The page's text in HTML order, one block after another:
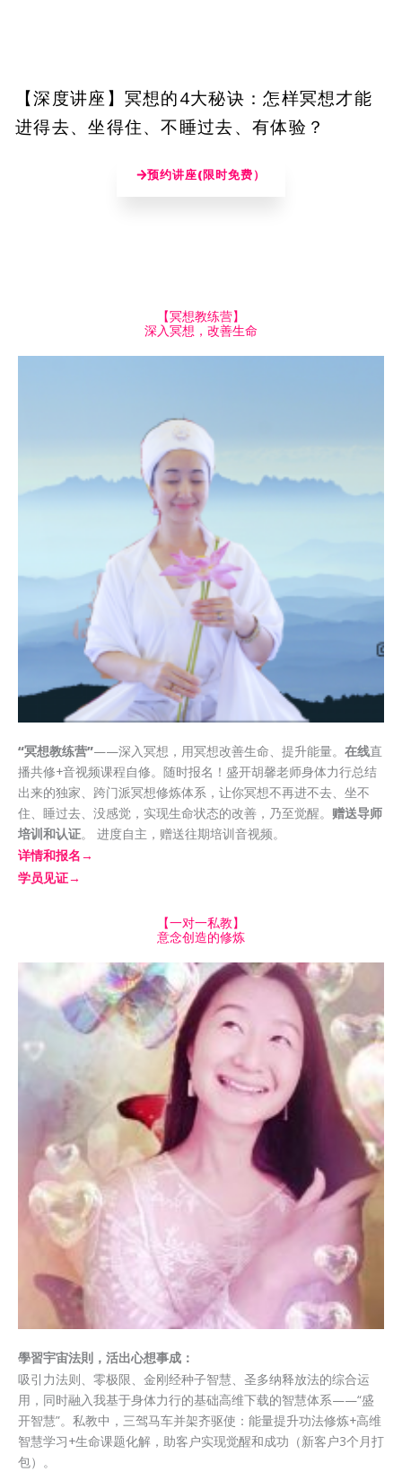
【深度讲座】冥想的4大秘诀：怎样冥想才能
进得去、坐得住、不睡过去、有体验？
预约讲座(限时免费）
【冥想教练营】
深入冥想，改善生命
“冥想教练营”——深入冥想，用冥想改善生命、提升能量。 在线直
播共修+音视频课程自修。随时报名！盛开胡馨老师身体力行总结
出来的独家、跨门派冥想修炼体系，让你冥想不再进不去、坐不
住、睡过去、没感觉，实现生命状态的改善，乃至觉醒。 赠送导师
培训和认证。 进度自主，赠送往期培训音视频。
详情和报名→
学员见证→
【一对一私教】
意念创造的修炼
學習宇宙法則，活出心想事成：
吸引力法则、零极限、金刚经种子智慧、圣多纳释放法的综合运
用，同时融入我基于身体力行的基础高维下载的智慧体系——“盛
开智慧”。私教中，三驾马车并架齐驱使：能量提升功法修炼+高维
智慧学习+生命课题化解，助客户实现觉醒和成功（新客户3个月打
包）。